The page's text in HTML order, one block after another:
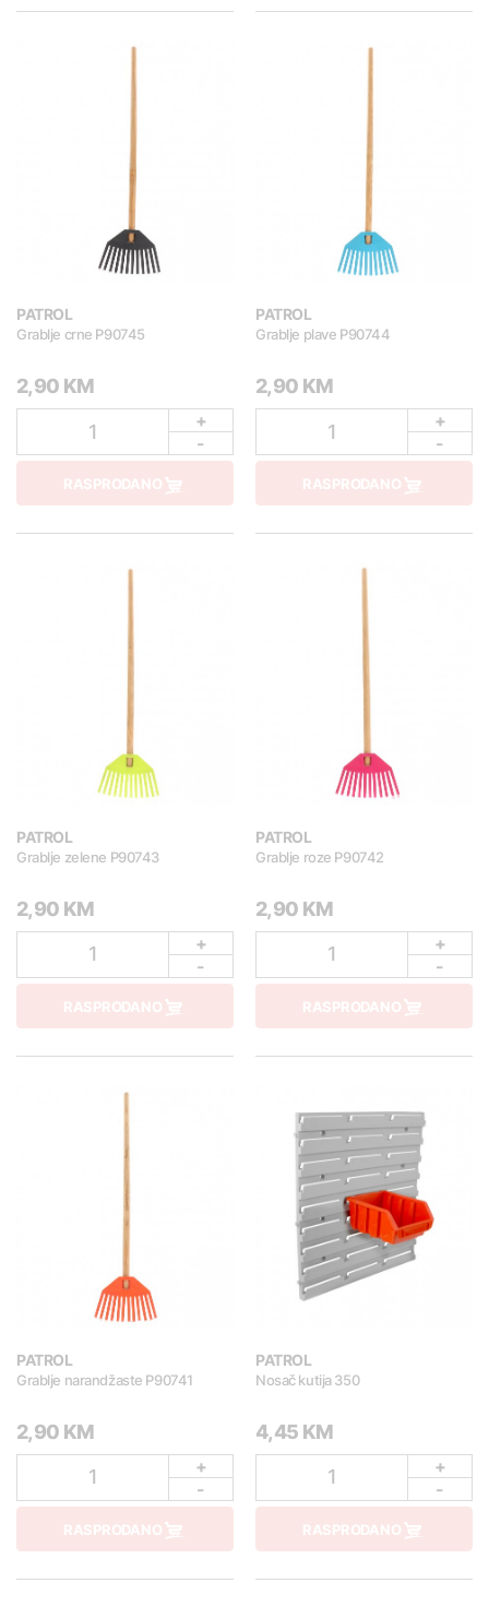
PATROL
Grablje crne P90745
2,90 KM
1
+
-
RASPRODANO
PATROL
Grablje plave P90744
2,90 KM
1
+
-
RASPRODANO
PATROL
Grablje zelene P90743
2,90 KM
1
+
-
RASPRODANO
PATROL
Grablje roze P90742
2,90 KM
1
+
-
RASPRODANO
PATROL
Grablje narandžaste P90741
2,90 KM
1
+
-
RASPRODANO
PATROL
Nosač kutija 350
4,45 KM
1
+
-
RASPRODANO